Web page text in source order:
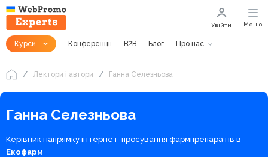
Курси Конференції B2B Блог Про нас
Увійти Меню
Лектори і автори Ганна Селезньова
Ганна Селезньова
Керівник напрямку інтернет-просування фармпрепаратів в
Екофарм